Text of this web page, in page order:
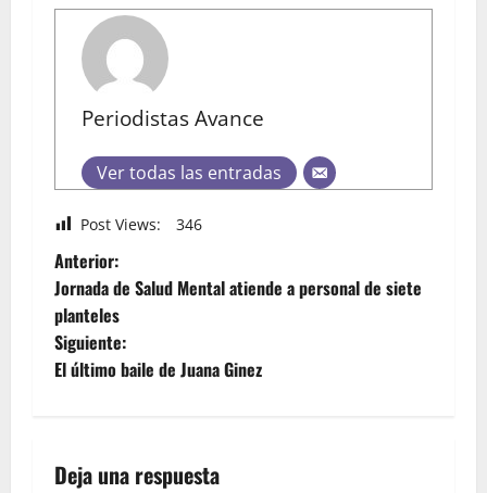
Periodistas Avance
Ver todas las entradas
Post Views: 346
Anterior:
Jornada de Salud Mental atiende a personal de siete
planteles
Siguiente:
El último baile de Juana Ginez
Deja una respuesta